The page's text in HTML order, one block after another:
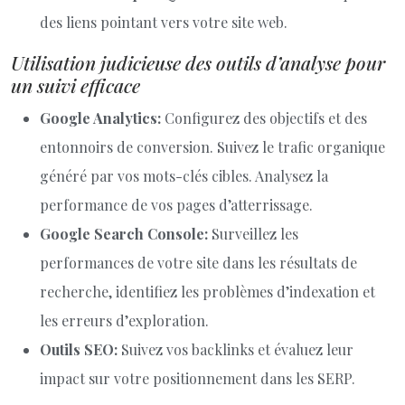
des liens pointant vers votre site web.
Utilisation judicieuse des outils d’analyse pour
un suivi efficace
Google Analytics: Configurez des objectifs et des
entonnoirs de conversion. Suivez le trafic organique
généré par vos mots-clés cibles. Analysez la
performance de vos pages d’atterrissage.
Google Search Console: Surveillez les
performances de votre site dans les résultats de
recherche, identifiez les problèmes d’indexation et
les erreurs d’exploration.
Outils SEO: Suivez vos backlinks et évaluez leur
impact sur votre positionnement dans les SERP.